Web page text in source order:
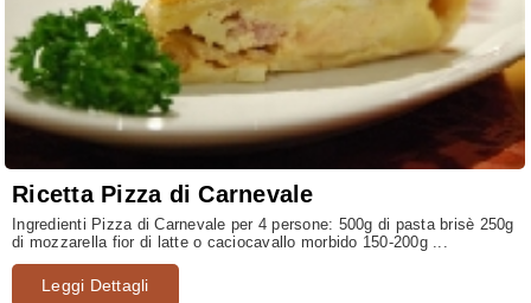
Ricetta Pizza di Carnevale
Ingredienti Pizza di Carnevale per 4 persone: 500g di pasta brisè 250g
di mozzarella fior di latte o caciocavallo morbido 150-200g ...
Leggi Dettagli